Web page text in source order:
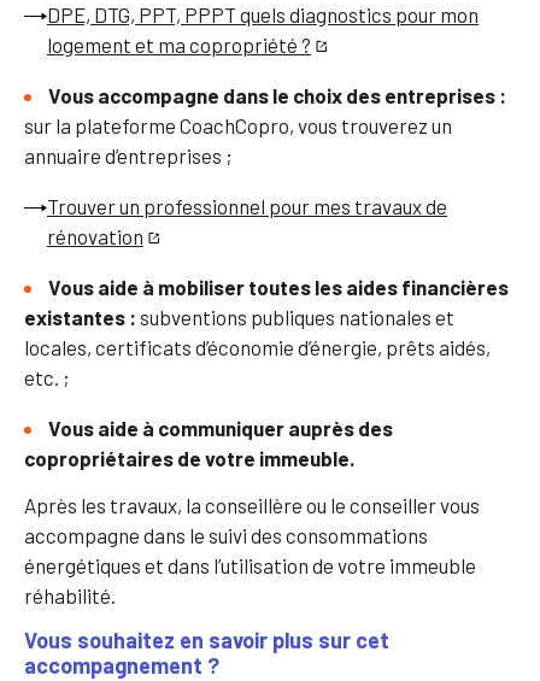
DPE, DTG, PPT, PPPT quels diagnostics pour mon
logement et ma copropriété ?
Vous accompagne dans le choix des entreprises :
sur la plateforme CoachCopro, vous trouverez un
annuaire d’entreprises ;
Trouver un professionnel pour mes travaux de
rénovation
Vous aide à mobiliser toutes les aides financières
existantes : subventions publiques nationales et
locales, certificats d’économie d’énergie, prêts aidés,
etc. ;
Vous aide à communiquer auprès des
copropriétaires de votre immeuble.
Après les travaux, la conseillère ou le conseiller vous
accompagne dans le suivi des consommations
énergétiques et dans l’utilisation de votre immeuble
réhabilité.
Vous souhaitez en savoir plus sur cet
accompagnement ?